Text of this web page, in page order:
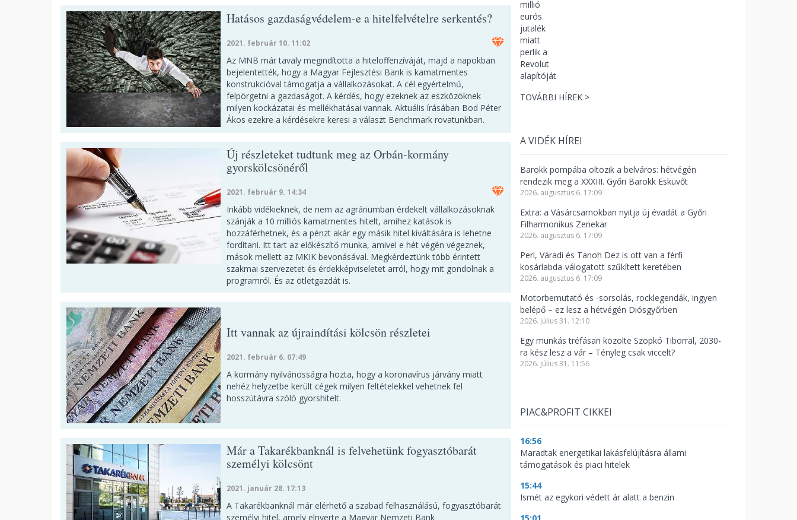
Hatásos gazdaságvédelem-e a hitelfelvételre serkentés?
2021. február 10. 11:02
Az MNB már tavaly megindította a hiteloffenzíváját, majd a napokban
bejelentették, hogy a Magyar Fejlesztési Bank is kamatmentes
konstrukcióval támogatja a vállalkozásokat. A cél egyértelmű,
felpörgetni a gazdaságot. A kérdés, hogy ezeknek az eszközöknek
milyen kockázatai és mellékhatásai vannak. Aktuális írásában Bod Péter
Ákos ezekre a kérdésekre keresi a választ Benchmark rovatunkban.
Új részleteket tudtunk meg az Orbán-kormány
gyorskölcsönéről
2021. február 9. 14:34
Inkább vidékieknek, de nem az agráriumban érdekelt vállalkozásoknak
szánják a 10 milliós kamatmentes hitelt, amihez katások is
hozzáférhetnek, és a pénzt akár egy másik hitel kiváltására is lehetne
fordítani. Itt tart az előkészítő munka, amivel e hét végén végeznek,
mások mellett az MKIK bevonásával. Megkérdeztünk több érintett
szakmai szervezetet és érdekképviseletet arról, hogy mit gondolnak a
programról. És az ötletgazdát is.
Itt vannak az újraindítási kölcsön részletei
2021. február 6. 07:49
A kormány nyilvánosságra hozta, hogy a koronavírus járvány miatt
nehéz helyzetbe került cégek milyen feltételekkel vehetnek fel
hosszútávra szóló gyorshitelt.
Már a Takarékbanknál is felvehetünk fogyasztóbarát
személyi kölcsönt
2021. január 28. 17:13
A Takarékbanknál már elérhető a szabad felhasználású, fogyasztóbarát
személyi hitel, amely elnyerte a Magyar Nemzeti Bank
TOVÁBBI HÍREK >
A VIDÉK HÍREI
Barokk pompába öltözik a belváros: hétvégén
rendezik meg a XXXIII. Győri Barokk Esküvőt
2026. augusztus 6. 17:09
Extra: a Vásárcsarnokban nyitja új évadát a Győri
Filharmonikus Zenekar
2026. augusztus 6. 17:09
Perl, Váradi és Tanoh Dez is ott van a férfi
kosárlabda-válogatott szűkített keretében
2026. augusztus 6. 17:09
Motorbemutató és -sorsolás, rocklegendák, ingyen
belépő – ez lesz a hétvégén Diósgyőrben
2026. július 31. 12:10
Egy munkás tréfásan közölte Szopkó Tiborral, 2030-
ra kész lesz a vár – Tényleg csak viccelt?
2026. július 31. 11:56
PIAC&PROFIT CIKKEI
16:56
Maradtak energetikai lakásfelújításra állami
támogatások és piaci hitelek
15:44
Ismét az egykori védett ár alatt a benzin